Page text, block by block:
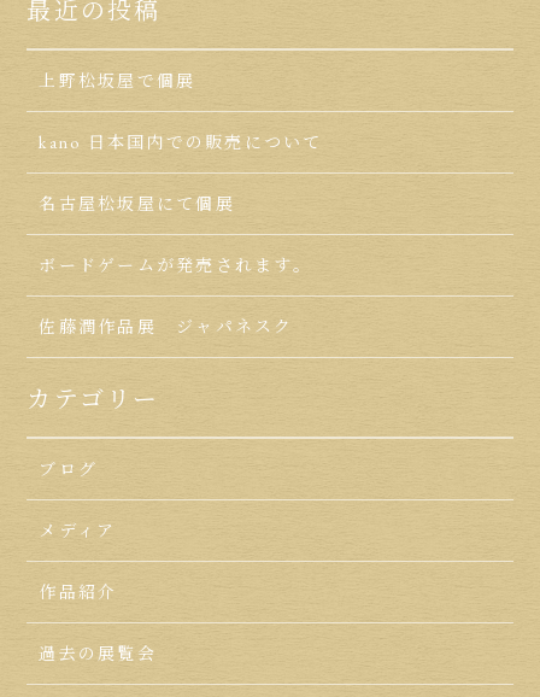
最近の投稿
上野松坂屋で個展
kano 日本国内での販売について
名古屋松坂屋にて個展
ボードゲームが発売されます。
佐藤潤作品展 ジャパネスク
カテゴリー
ブログ
メディア
作品紹介
過去の展覧会